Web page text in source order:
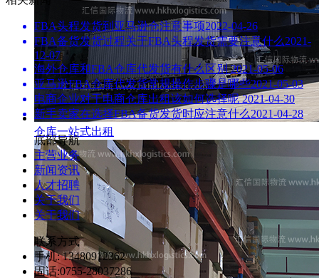
仓库一站式出租
FBA头程发货到亚马逊仓注意事项2022-04-26
FBA备货发货过程关于FBA头程发货需要注意什么2021-
12-07
海外仓库和FBA仓库代发货有什么区别2021-05-06
亚马逊FBA仓库代发货常规操作步骤是哪些2021-05-03
电商企业对于电商仓库出租该如何选择呢2021-04-30
新手卖家在选择FBA备货发货时应注意什么2021-04-28
底部导航
主营业务
新闻资讯
人才招聘
关于我们
关于我们
联系方式
手机: 13480912362
固话:0755-28037286